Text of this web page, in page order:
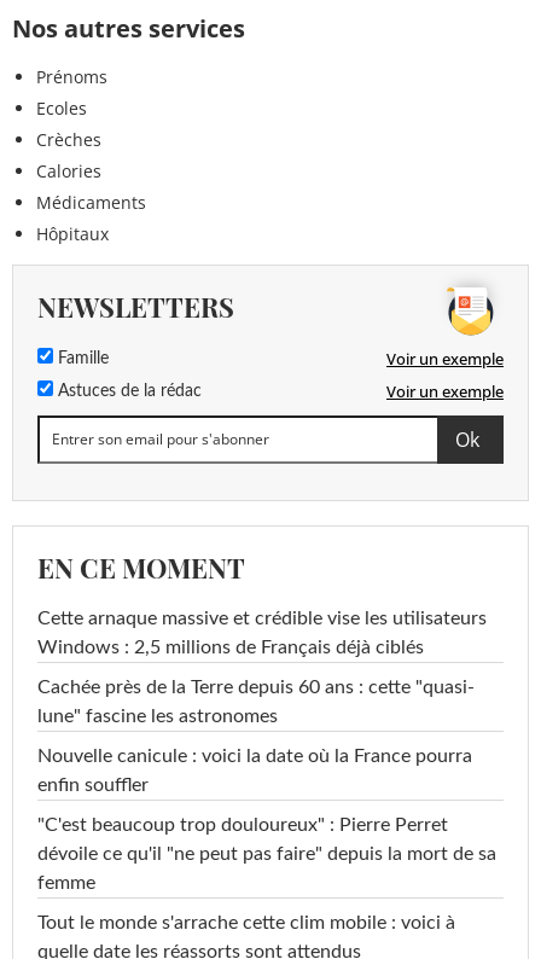
Nos autres services
Prénoms
Ecoles
Crèches
Calories
Médicaments
Hôpitaux
NEWSLETTERS
Famille Voir un exemple
Astuces de la rédac Voir un exemple
EN CE MOMENT
Cette arnaque massive et crédible vise les utilisateurs
Windows : 2,5 millions de Français déjà ciblés
Cachée près de la Terre depuis 60 ans : cette "quasi-
lune" fascine les astronomes
Nouvelle canicule : voici la date où la France pourra
enfin souffler
"C'est beaucoup trop douloureux" : Pierre Perret
dévoile ce qu'il "ne peut pas faire" depuis la mort de sa
femme
Tout le monde s'arrache cette clim mobile : voici à
quelle date les réassorts sont attendus